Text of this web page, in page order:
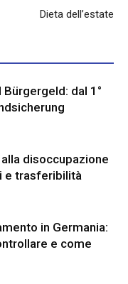
Dieta dell’estate
dal 1°
disoccupazione
e trasferibilità
in Germania:
e come